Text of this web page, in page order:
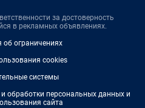
за достоверность
в рекламных объявлениях.
ограничениях
cookies
системы
обработки персональных данных и
сайта